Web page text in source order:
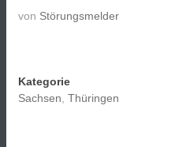
von Störungsmelder
Kategorie
Sachsen Thüringen